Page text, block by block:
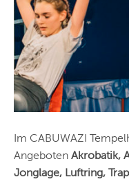
Im CABUWAZI
Angeboten Akrobatik,
Jonglage, Luftring,